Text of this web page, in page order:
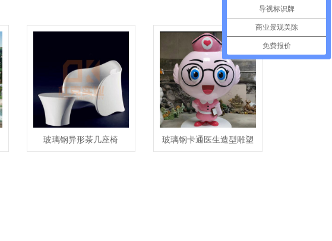
玻璃钢异形茶几座椅
玻璃钢卡通医生造型雕塑
医院艺术造型摆件
导视标识牌
商业景观美陈
免费报价